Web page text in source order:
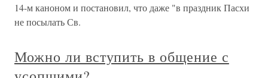
14-м каноном и постановил, что даже "в праздник Пасхи
не посылать Св.
Можно ли вступить в общение с